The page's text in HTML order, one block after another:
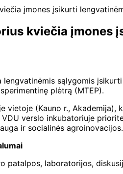
įmones įsikurti
kviečia įmones
sąlygomis
plėtrą (MTEP).
vietoje (Kauno r.,
verslo inkubatoriuje
ir socialinės agroinovacijos.
patalpos, laboratorijos,